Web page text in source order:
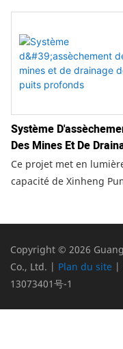
conçus pour
décennies. Xinheng
une planification
des pièces de rechange,
assistance technique et
service après-vente
afin de garantir le
fonctionnement
vos systèmes
tout au long de leur
Système
Des Mines Et De
Des Puits Profonds
Ce projet met en
capacité de Xinheng
pour les opérations
modernes dans le
entier.
Copyright © 2026
Co., Ltd. | Plan du site |
13073401号-1